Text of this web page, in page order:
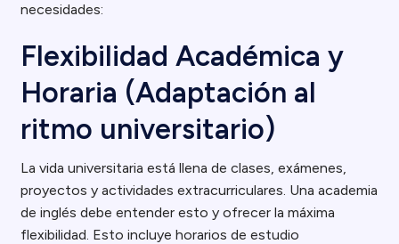
necesidades:
Flexibilidad Académica y
Horaria (Adaptación al
ritmo universitario)
La vida universitaria está llena de clases, exámenes,
proyectos y actividades extracurriculares. Una academia
de inglés debe entender esto y ofrecer la máxima
flexibilidad. Esto incluye horarios de estudio